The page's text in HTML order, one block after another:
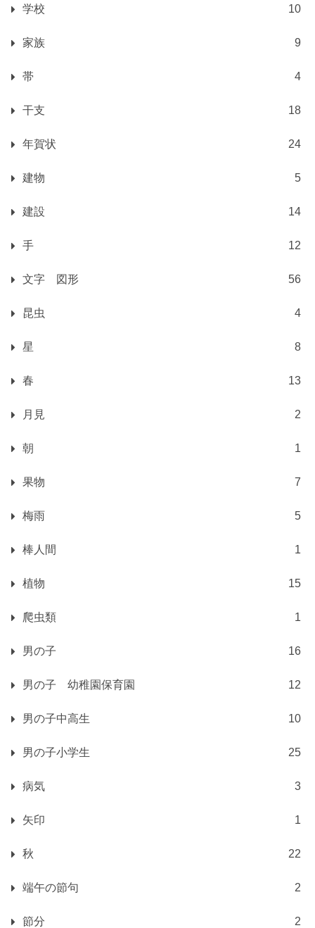
学校 10
家族 9
帯 4
干支 18
年賀状 24
建物 5
建設 14
手 12
文字 図形 56
昆虫 4
星 8
春 13
月見 2
朝 1
果物 7
梅雨 5
棒人間 1
植物 15
爬虫類 1
男の子 16
男の子 幼稚園保育園 12
男の子中高生 10
男の子小学生 25
病気 3
矢印 1
秋 22
端午の節句 2
節分 2